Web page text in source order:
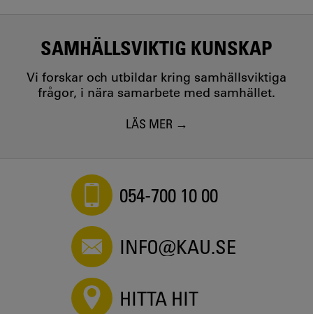
SAMHÄLLSVIKTIG KUNSKAP
Vi forskar och utbildar kring samhällsviktiga
frågor, i nära samarbete med samhället.
LÄS MER
054-700 10 00
INFO@KAU.SE
HITTA HIT